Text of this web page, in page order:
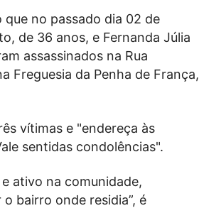
no passado dia 02 de
de 36 anos, e Fernanda Júlia
assassinados na Rua
Freguesia da Penha de França,
vítimas e "endereça às
sentidas condolências".
ativo na comunidade,
bairro onde residia”, é